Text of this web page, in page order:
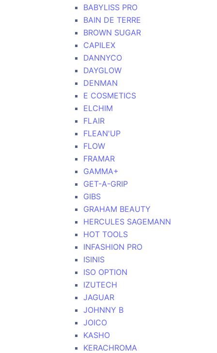
BABYLISS PRO
BAIN DE TERRE
BROWN SUGAR
CAPILEX
DANNYCO
DAYGLOW
DENMAN
E COSMETICS
ELCHIM
FLAIR
FLEAN'UP
FLOW
FRAMAR
GAMMA+
GET-A-GRIP
GIBS
GRAHAM BEAUTY
HERCULES SAGEMANN
HOT TOOLS
INFASHION PRO
ISINIS
ISO OPTION
IZUTECH
JAGUAR
JOHNNY B
JOICO
KASHO
KERACHROMA